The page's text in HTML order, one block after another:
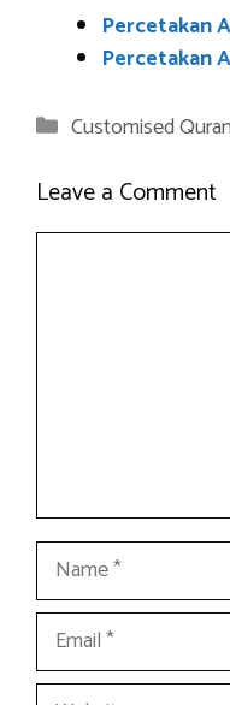
Percetakan
Percetakan
Categories
Customised Quran
Leave a Comment
Name
Email
Website